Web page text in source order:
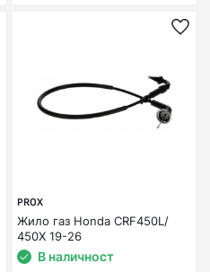
PROX
Жило газ Honda CRF450L/
450X 19-26
В наличност